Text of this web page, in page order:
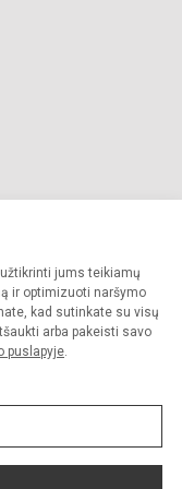
jums teikiamų
ir optimizuoti naršymo
kad sutinkate su visų
arba pakeisti savo
puslapyje.
teisės saugomos.
griežtai draudžiama.
politika